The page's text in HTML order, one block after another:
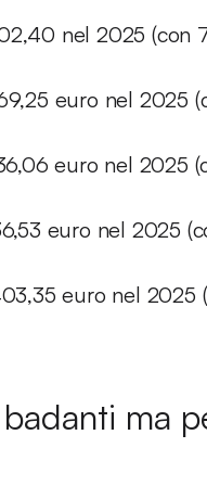
nel 2025 (con
euro nel 2025
euro nel 2025
euro nel 2025
euro nel 2025
ma